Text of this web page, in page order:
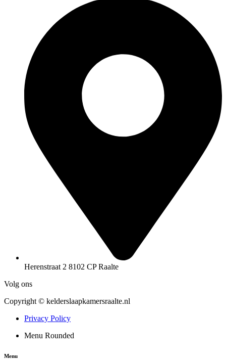
Herenstraat 2 8102 CP Raalte
Volg ons
Copyright © kelderslaapkamersraalte.nl
Privacy Policy
Menu Rounded
Menu